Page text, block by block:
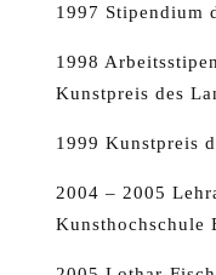
1997 Stipendium
1998
Kunstpreis des
1999 Kunstpreis
2004 – 2005
Kunsthochschule